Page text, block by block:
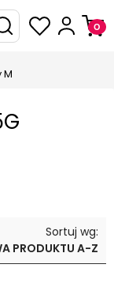
M
Sortuj wg:
PRODUKTU A-Z